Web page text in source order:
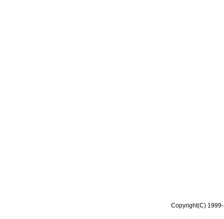
Copyright(C)